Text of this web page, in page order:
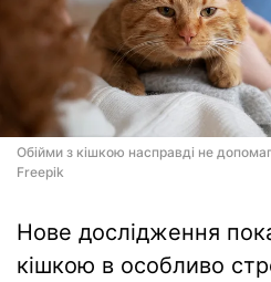
Обійми з кішкою насправді не
Freepik
Нове дослідження
кішкою в особливо